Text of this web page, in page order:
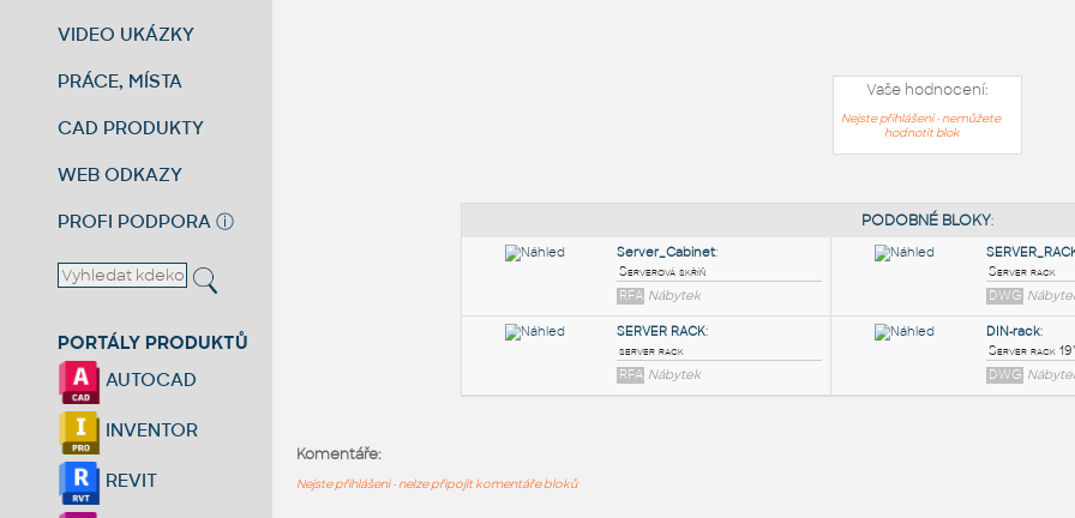
VIDEO UKÁZKY
PRÁCE, MÍSTA
CAD PRODUKTY
WEB ODKAZY
PROFI PODPORA ⓘ
PORTÁLY PRODUKTŮ
AUTOCAD
INVENTOR
REVIT
Vaše hodnocení:
Nejste přihlášeni - nemůžete
hodnotit blok
Komentáře:
Nejste přihlášeni - nelze připojit komentáře bloků